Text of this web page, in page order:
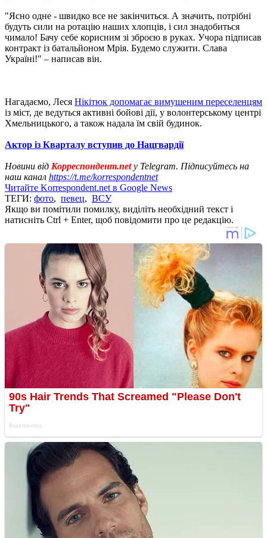
"Ясно одне - швидко все не закінчиться. А значить, потрібні
будуть сили на ротацію наших хлопців, і сил знадобиться
чимало! Бачу себе корисним зі зброєю в руках. Учора підписав
контракт із батальйоном Мрія. Будемо служити. Слава
Україні!" – написав він.
Нагадаємо, Леся Нікітюк допомагає вимушеним переселенцям
із міст, де ведуться активні бойові дії, у волонтерському центрі
Хмельницького, а також надала їм свій будинок.
Актор із Кварталу вступив до Нацгвардії
Новини від Корреспондент.netу Telegram. Підписуйтесь на
наш канал https://t.me/korrespondentnet
Читайте Korrespondent.net в Google News
ТЕГИ: фото, певец, ВСУ
Якщо ви помітили помилку, виділіть необхідний текст і
натисніть Ctrl + Enter, щоб повідомити про це редакцію.